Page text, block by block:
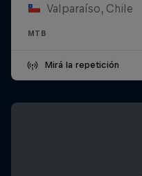
Valparaíso, Chile
MTB
Mirá la repetición